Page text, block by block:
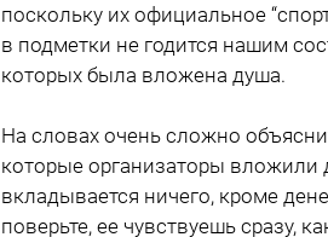
поскольку их официальное
в подметки не годится нашим
которых была вложена душа.
На словах очень сложно
которые организаторы вложили
вкладывается ничего, кроме
поверьте, ее чувствуешь сразу,